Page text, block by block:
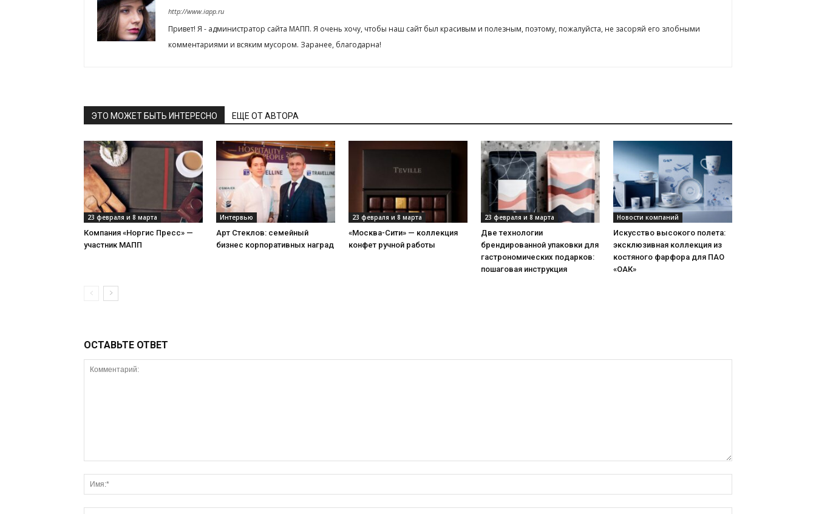
http://www.iapp.ru
Привет! Я - администратор сайта МАПП. Я очень хочу, чтобы наш сайт был красивым и полезным, поэтому, пожалуйста, не засоряй его злобными
комментариями и всяким мусором. Заранее, благодарна!
ЭТО МОЖЕТ БЫТЬ ИНТЕРЕСНО ЕЩЕ ОТ АВТОРА
23 февраля и 8 марта
Компания «Норгис Пресс» —
участник МАПП
Интервью
Арт Стеклов: семейный
бизнес корпоративных наград
23 февраля и 8 марта
«Москва-Сити» — коллекция
конфет ручной работы
23 февраля и 8 марта
Две технологии
брендированной упаковки для
гастрономических подарков:
пошаговая инструкция
Новости компаний
Искусство высокого полета:
эксклюзивная коллекция из
костяного фарфора для ПАО
«ОАК»
ОСТАВЬТЕ ОТВЕТ